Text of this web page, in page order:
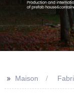
>> Maison